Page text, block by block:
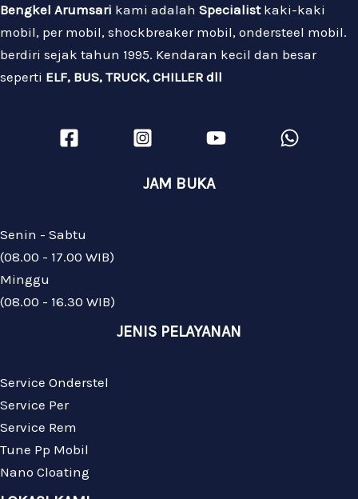
Bengkel Arumsari kami adalah Specialistkaki-kaki
mobil, per mobil, shockbreaker mobil, ondersteel mobil.
berdiri sejak tahun 1995. Kendaran kecil dan besar
seperti ELF, BUS, TRUCK, CHILLER dll
JAM BUKA
Senin - Sabtu
(08.00 - 17.00 WIB)
Minggu
(08.00 - 16.30 WIB)
JENIS PELAYANAN
Service Onderstel
Service Per
Service Rem
Tune Pp Mobil
Nano Cloating